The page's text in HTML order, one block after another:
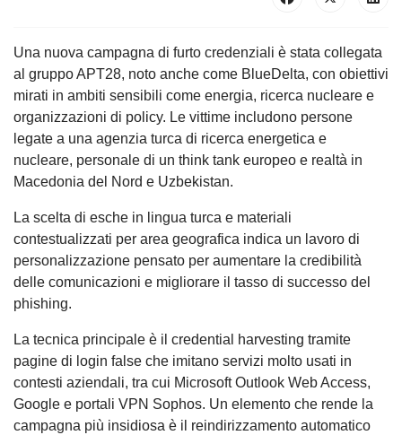
Una nuova campagna di furto credenziali è stata collegata
al gruppo APT28, noto anche come BlueDelta, con obiettivi
mirati in ambiti sensibili come energia, ricerca nucleare e
organizzazioni di policy. Le vittime includono persone
legate a una agenzia turca di ricerca energetica e
nucleare, personale di un think tank europeo e realtà in
Macedonia del Nord e Uzbekistan.
La scelta di esche in lingua turca e materiali
contestualizzati per area geografica indica un lavoro di
personalizzazione pensato per aumentare la credibilità
delle comunicazioni e migliorare il tasso di successo del
phishing.
La tecnica principale è il credential harvesting tramite
pagine di login false che imitano servizi molto usati in
contesti aziendali, tra cui Microsoft Outlook Web Access,
Google e portali VPN Sophos. Un elemento che rende la
campagna più insidiosa è il reindirizzamento automatico